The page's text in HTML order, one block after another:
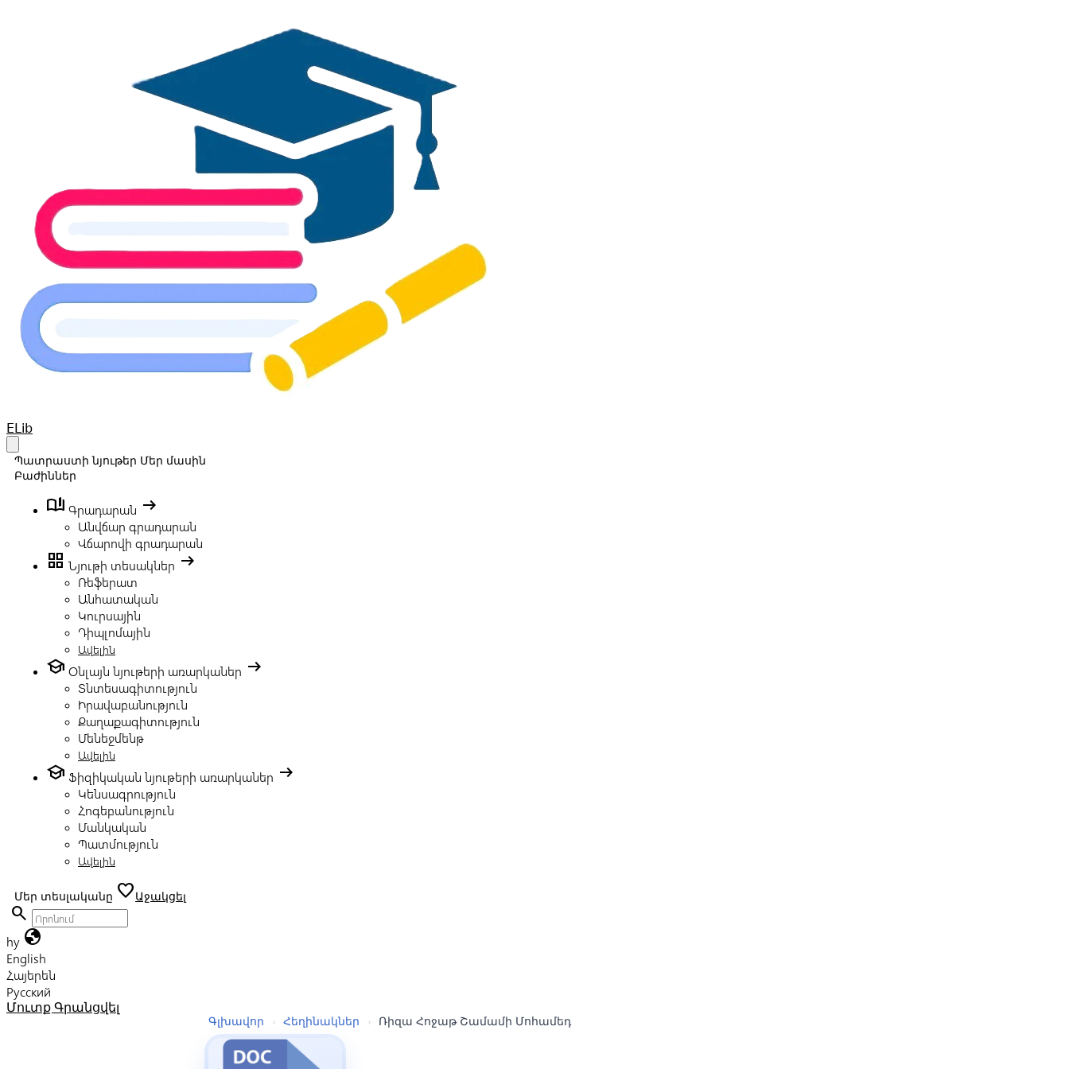
Your Company
ELib
Պատրաստի նյութեր Մեր մասին
Բաժիններ
book_ribbon Գրադարան arrow_right_alt
Անվճար գրադարան
Վճարովի գրադարան
grid_view Նյութի տեսակներ arrow_right_alt
Ռեֆերատ
Անհատական
Կուրսային
Դիպլոմային
Ավելին
school Օնլայն նյութերի առարկաներ arrow_right_alt
Տնտեսագիտություն
Իրավաբանություն
Քաղաքագիտություն
Մենեջմենթ
Ավելին
school Ֆիզիկական նյութերի առարկաներ arrow_right_alt
Կենսագրություն
Հոգեբանություն
Մանկական
Պատմություն
Ավելին
Մեր տեսլականը favoriteԱջակցել
search
hy globe
English
Հայերեն
Русский
Մուտք Գրանցվել
Գլխավոր › Հեղինակներ › Ռիզա Հոջաթ Շամամի Մոհամեդ